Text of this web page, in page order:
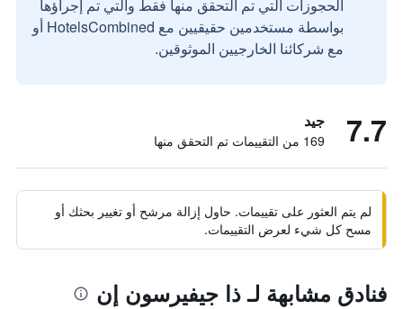
الحجوزات التي تم التحقق منها فقط والتي تم إجراؤها
بواسطة مستخدمين حقيقيين مع HotelsCombined أو
مع شركائنا الخارجيين الموثوقين.
7.7 جيد
169 من التقييمات تم التحقق منها
لم يتم العثور على تقييمات. حاول إزالة مرشح أو تغيير بحثك أو
مسح كل شيء لعرض التقييمات.
فنادق مشابهة لـ ذا جيفيرسون إن